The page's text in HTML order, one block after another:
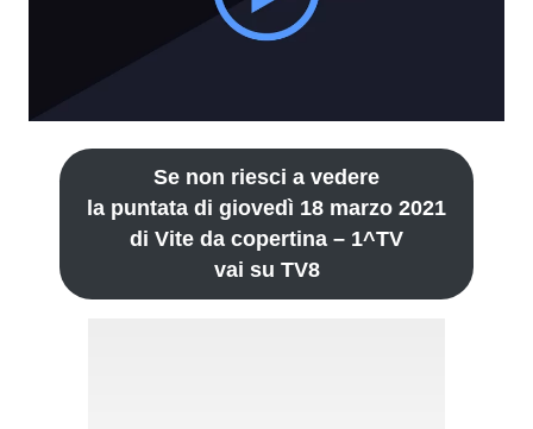
Se non riesci a vedere
la puntata di giovedì 18 marzo 2021
di Vite da copertina – 1^TV
vai su TV8